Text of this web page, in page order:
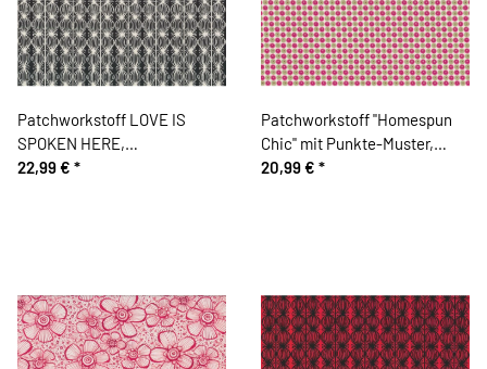
Patchworkstoff LOVE IS
SPOKEN HERE,
Zwiebelmuster, schwarz, Cori
22,99 € *
Patchworkstoff "Homespun
Chic" mit Punkte-Muster,
fuchsia-hellgrün
20,99 € *